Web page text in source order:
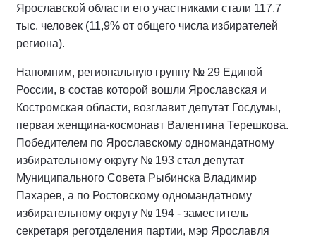
Ярославской области его участниками стали 117,7
тыс. человек (11,9% от общего числа избирателей
региона).
Напомним, региональную группу № 29 Единой
России, в состав которой вошли Ярославская и
Костромская области, возглавит депутат Госдумы,
первая женщина-космонавт Валентина Терешкова.
Победителем по Ярославскому одномандатному
избирательному округу № 193 стал депутат
Муниципального Совета Рыбинска Владимир
Пахарев, а по Ростовскому одномандатному
избирательному округу № 194 - заместитель
секретаря реготделения партии, мэр Ярославля